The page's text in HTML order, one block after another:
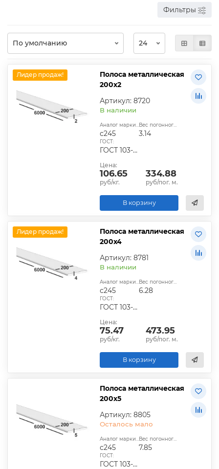
Фильтры
Лидер продаж!
Полоса металлическая
200х2
Артикул: 8720
В наличии
Аналог марки стали:
с245
Вес погонного метра, кг:
3.14
ГОСТ:
ГОСТ 103-2006, ГОСТ 1577-93, ГОСТ 4405-75
Цена:
106.65
руб/кг.
334.88
руб/пог. м.
В корзину
Лидер продаж!
Полоса металлическая
200х4
Артикул: 8781
В наличии
Аналог марки стали:
с245
Вес погонного метра, кг:
6.28
ГОСТ:
ГОСТ 103-2006, ГОСТ 1577-93, ГОСТ 4405-75
Цена:
75.47
руб/кг.
473.95
руб/пог. м.
В корзину
Полоса металлическая
200х5
Артикул: 8805
Осталось мало
Аналог марки стали:
с245
Вес погонного метра, кг:
7.85
ГОСТ:
ГОСТ 103-2006, ГОСТ 1577-93, ГОСТ 4405-75